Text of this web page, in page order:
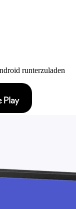
runterzuladen